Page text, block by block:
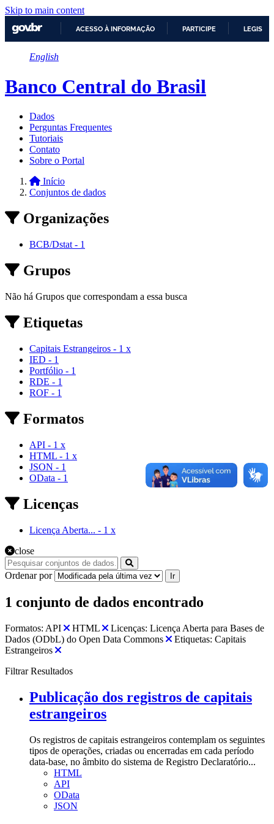
Skip to main content
CONTEÚDO
ACESSO À INFORMAÇÃO PARTICIPE
English
Banco Central do Brasil
Dados
Perguntas Frequentes
Tutoriais
Contato
Sobre o Portal
Início
Conjuntos de dados
Organizações
BCB/Dstat - 1
Grupos
Não há Grupos que correspondam a essa busca
Etiquetas
Capitais Estrangeiros - 1 x
IED - 1
Portfólio - 1
RDE - 1
ROF - 1
Formatos
API - 1 x
HTML - 1 x
JSON - 1
OData - 1
Licenças
Licença Aberta... - 1 x
close
Ordenar por Ir
1 conjunto de dados encontrado
Formatos: API HTML Licenças: Licença Aberta para Bases de
Dados (ODbL) do Open Data Commons
Etiquetas: Capitais
Estrangeiros
Filtrar Resultados
Publicação dos registros de capitais
estrangeiros
Os registros de capitais estrangeiros contemplam os seguintes
tipos de operações, criadas ou encerradas em cada período
data-base, no âmbito do sistema de Registro Declaratório...
HTML
API
OData
JSON